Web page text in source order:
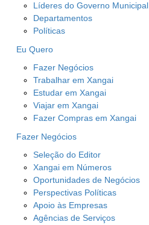
Líderes do Governo Municipal
Departamentos
Políticas
Eu Quero
Fazer Negócios
Trabalhar em Xangai
Estudar em Xangai
Viajar em Xangai
Fazer Compras em Xangai
Fazer Negócios
Seleção do Editor
Xangai em Números
Oportunidades de Negócios
Perspectivas Políticas
Apoio às Empresas
Agências de Serviços